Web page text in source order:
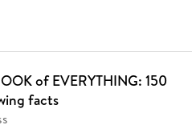
of EVERYTHING: 150
facts